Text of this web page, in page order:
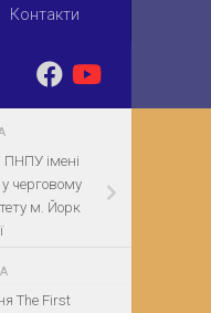
Контакти
ПНПУ імені
черговому
м. Йорк
The First